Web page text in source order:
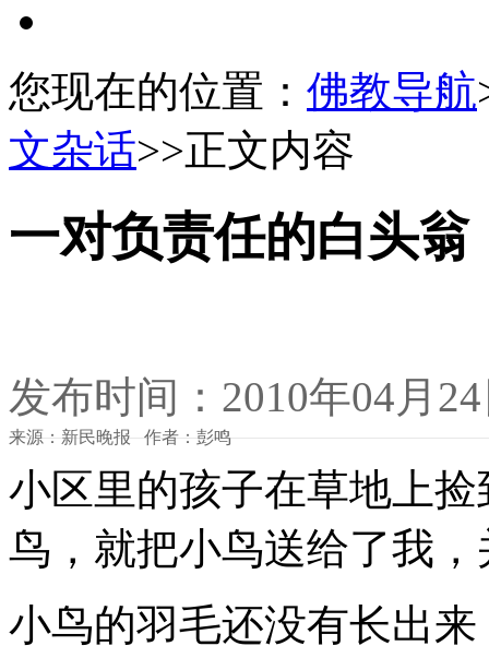
您现在的位置： 佛教导航
文杂话>>正文内容
一对负责任的白头翁
发布时间：2010年04月
来源：新民晚报 作者：彭鸣
小区里的孩子在草地上
鸟，就把小鸟送给了我
小鸟的羽毛还没有长出